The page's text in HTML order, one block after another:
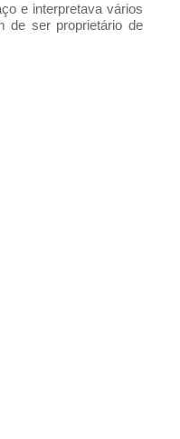
e interpretava vários
de ser proprietário de